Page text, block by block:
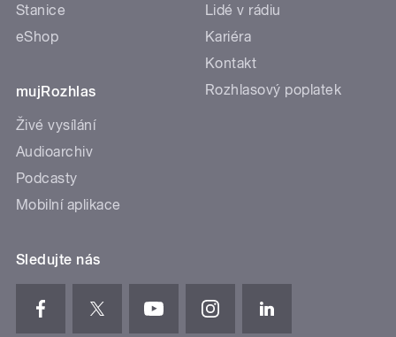
Stanice
eShop
mujRozhlas
Živé vysílání
Audioarchiv
Podcasty
Mobilní aplikace
Lidé v rádiu
Kariéra
Kontakt
Rozhlasový poplatek
Sledujte nás